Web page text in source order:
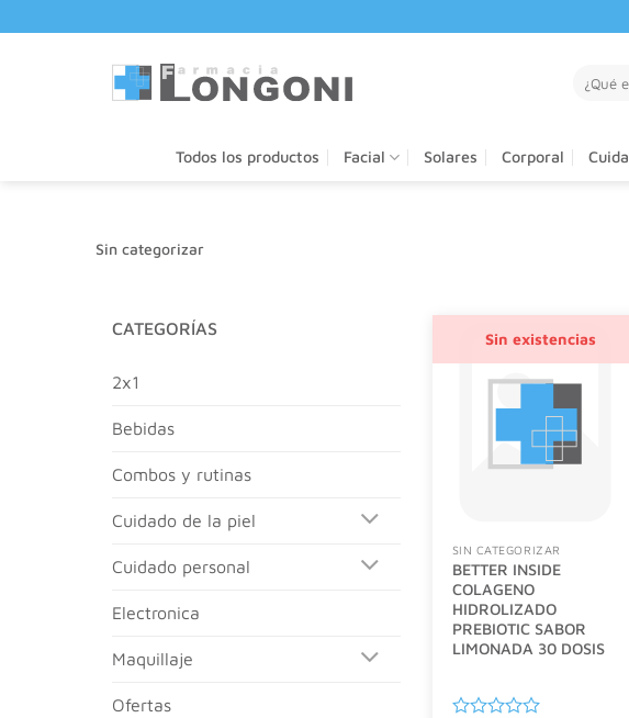
al
por:
Todos los productos Facial Solares Corporal
Sin categorizar
CATEGORÍAS
2x1
bebidas
combos y rutinas
cuidado de la piel
cuidado personal
electronica
maquillaje
ofertas
Sin existencias
SIN CATEGORIZAR
BETTER INSIDE
COLAGENO
HIDROLIZADO
PREBIOTIC SABOR
LIMONADA 30 DOSIS